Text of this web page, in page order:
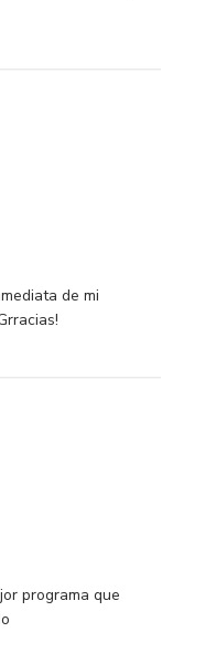
de miServicio,
programa que
responden al